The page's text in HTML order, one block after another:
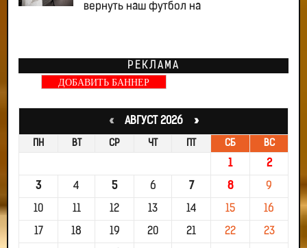
вернуть наш футбол на
РЕКЛАМА
ДОБАВИТЬ БАННЕР
«АВГУСТ 2026 »
ПН ВТ СР ЧТ ПТ СБ ВС
1 2
3 4 5 6 7 8 9
10 11 12 13 14 15 16
17 18 19 20 21 22 23